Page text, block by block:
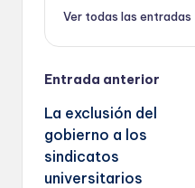
Ver todas las entradas
Navegación
de
entradas
Entrada anterior
La exclusión del
gobierno a los
sindicatos
universitarios